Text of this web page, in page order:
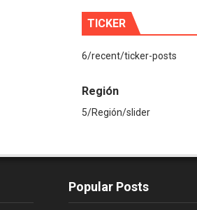
TICKER
6/recent/ticker-posts
Región
5/Región/slider
Popular Posts